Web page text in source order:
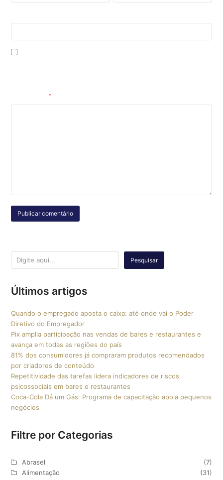
Comentário*
Pesquisar
Últimos artigos
Quando o empregado aposta o caixa: até onde vai o Poder
Diretivo do Empregador
Pix amplia participação nas vendas de bares e restaurantes e
avança em todas as regiões do país
81% dos consumidores já compraram produtos recomendados
por criadores de conteúdo
Repetitividade das tarefas lidera indicadores de riscos
psicossociais em bares e restaurantes
Coca-Cola Dá um Gás: Programa de capacitação apoia pequenos
negócios
Filtre por Categorias
Abrasel
(7)
Alimentação
(31)